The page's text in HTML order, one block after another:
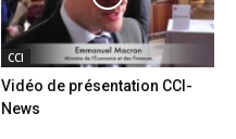
CCI
Vidéo de présentation CCI-
News